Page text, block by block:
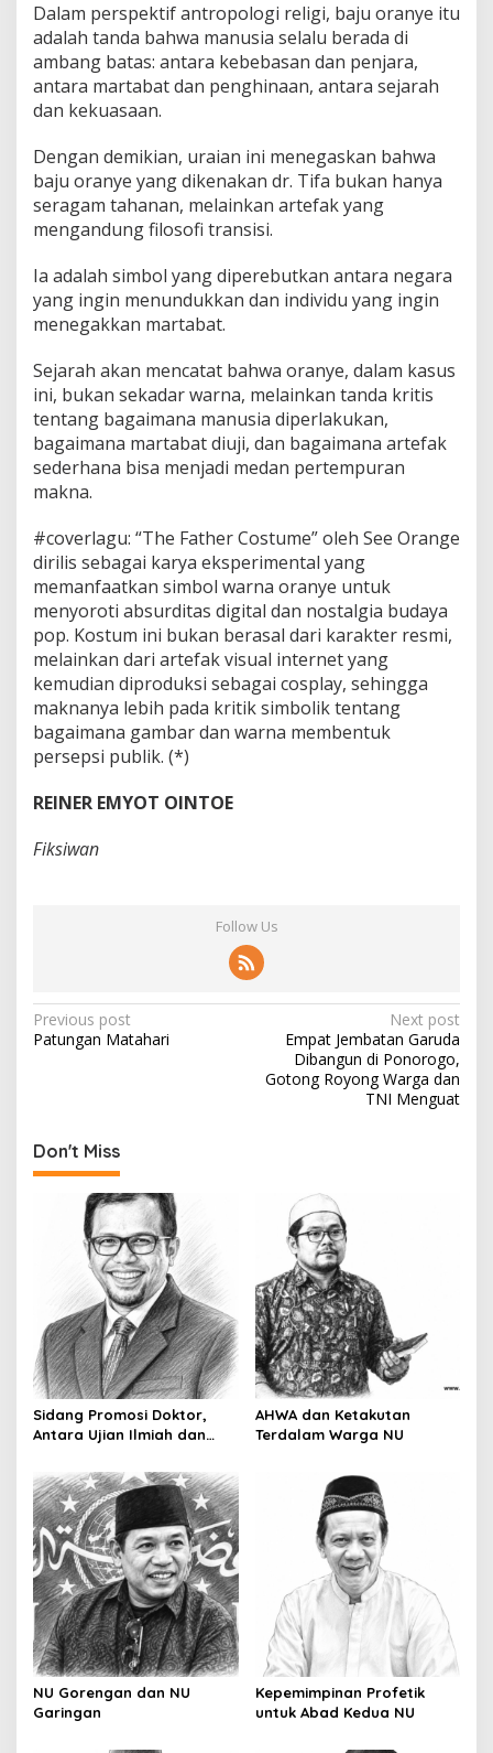
Dalam perspektif antropologi religi, baju oranye itu
adalah tanda bahwa manusia selalu berada di
ambang batas: antara kebebasan dan penjara,
antara martabat dan penghinaan, antara sejarah
dan kekuasaan.
Dengan demikian, uraian ini menegaskan bahwa
baju oranye yang dikenakan dr. Tifa bukan hanya
seragam tahanan, melainkan artefak yang
mengandung filosofi transisi.
Ia adalah simbol yang diperebutkan antara negara
yang ingin menundukkan dan individu yang ingin
menegakkan martabat.
Sejarah akan mencatat bahwa oranye, dalam kasus
ini, bukan sekadar warna, melainkan tanda kritis
tentang bagaimana manusia diperlakukan,
bagaimana martabat diuji, dan bagaimana artefak
sederhana bisa menjadi medan pertempuran
makna.
#coverlagu: “The Father Costume” oleh See Orange
dirilis sebagai karya eksperimental yang
memanfaatkan simbol warna oranye untuk
menyoroti absurditas digital dan nostalgia budaya
pop. Kostum ini bukan berasal dari karakter resmi,
melainkan dari artefak visual internet yang
kemudian diproduksi sebagai cosplay, sehingga
maknanya lebih pada kritik simbolik tentang
bagaimana gambar dan warna membentuk
persepsi publik. (*)
REINER EMYOT OINTOE
Fiksiwan
Follow Us
P
o
n
a
t
i
o
n
Previous post
Patungan Matahari
Next post
Empat Jembatan Garuda
Dibangun di Ponorogo,
Gotong Royong Warga dan
TNI Menguat
Don't Miss
Sidang Promosi Doktor,
Antara Ujian Ilmiah dan
AHWA dan Ketakutan
Terdalam Warga NU
NU Gorengan dan NU
Garingan
Kepemimpinan Profetik
untuk Abad Kedua NU